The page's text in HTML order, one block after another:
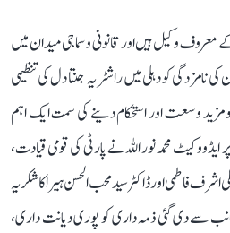
معروف وکیل ہیں اور قانونی و سماجی میدان میں
کو دہلی میں راشٹریہ جنتا دل کی تنظیمی
وسعت اور استحکام دینے کی سمت ایک اہم
ایڈووکیٹ محمد نور اللہ نے پارٹی کی قومی قیادت،
فاطمی اور ڈاکٹر سید محب الحسن ہیرا کا شکریہ
سے دی گئی ذمہ داری کو پوری دیانت داری،